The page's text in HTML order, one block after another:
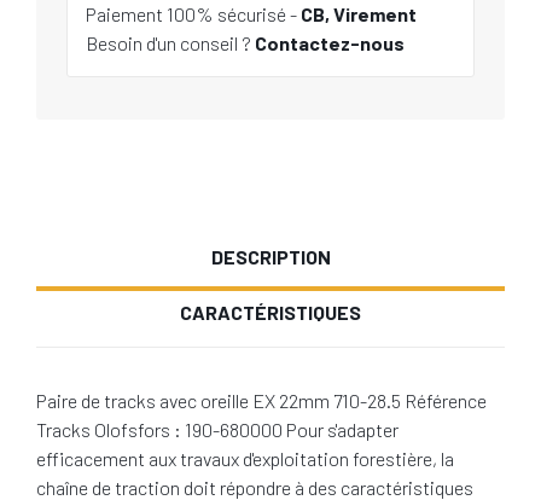
Paiement 100% sécurisé - CB, Virement
Besoin d'un conseil ? Contactez-nous
DESCRIPTION
CARACTÉRISTIQUES
Paire de tracks avec oreille EX 22mm 710-28.5 Référence
Tracks Olofsfors : 190-680000 Pour s'adapter
efficacement aux travaux d'exploitation forestière, la
chaîne de traction doit répondre à des caractéristiques